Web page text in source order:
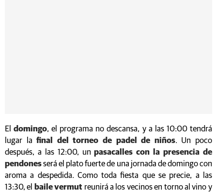
Eldomingo, el programa no descansa, y a las 10:00 tendrá
lugar lafinal del torneo de padel de niños. Un poco
después, a las 12:00, unpasacalles con la presencia de
pendonesserá el plato fuerte de una jornada de domingo con
aroma a despedida. Como toda fiesta que se precie, a las
13:30, el baile vermut reunirá a los vecinos en torno al vino y